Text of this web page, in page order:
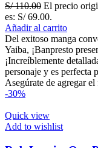
S/110.00 El precio
es: S/ 69.00.
Añadir al carrito
Del exitoso manga
Yaiba, ¡Banpresto
¡Increíblemente
personaje y es perfecta
Asegúrate de agregar
-30%
Quick view
Add to wishlist